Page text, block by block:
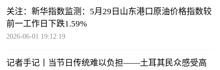
关注：新华指数监测：5月29日山东港口原油价格指数较
前一工作日下跌1.59%
2026-06-01 19:12:19
记者手记丨当节日传统难以负担——土耳其民众感受高